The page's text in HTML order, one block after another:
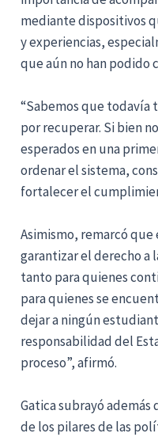
mediante dispositivos
y experiencias,
que aún no han podido
“Sabemos que todavía
por recuperar. Si bien
esperados en una
ordenar el sistema,
fortalecer el
Asimismo, remarcó
garantizar el derecho a
tanto para quienes
para quienes se
dejar a ningún
responsabilidad del
proceso”, afirmó.
Gatica subrayó
de los pilares de las